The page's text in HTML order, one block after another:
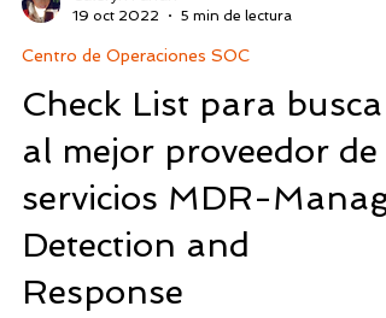
19 oct 2022
5 min de lectura
Centro de Operaciones SOC
Check List para buscar
al mejor proveedor de
servicios MDR-
Detection and